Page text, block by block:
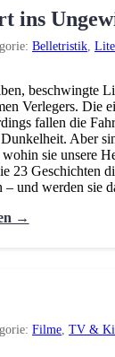
ins
Belletristik
beschwingte
Verlegers. Die
fallen die
Aber
sie unsere
23 Geschichten
– und werden sie
→
Filme TV &